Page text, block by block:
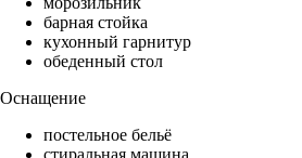
барная стойка
кухонный гарнитур
обеденный стол
Оснащение
постельное бельё
стиральная машина